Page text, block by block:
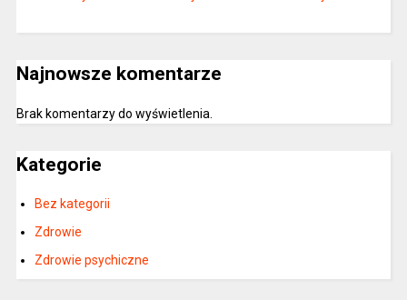
Najnowsze komentarze
Brak komentarzy do wyświetlenia.
Kategorie
Bez kategorii
Zdrowie
Zdrowie psychiczne